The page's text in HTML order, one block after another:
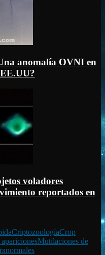
anomalía OVNI en
voladores
reportados en
CriptozoologíaCrop
Mutilaciones de